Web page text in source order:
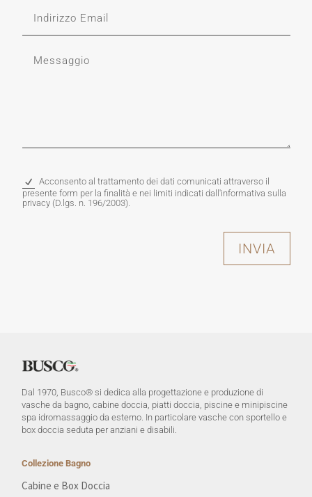
Acconsento al trattamento dei dati comunicati attraverso il
presente form per la finalità e nei limiti indicati dall'informativa sulla
privacy (D.lgs. n. 196/2003).
INVIA
Dal 1970, Busco® si dedica alla progettazione e produzione di
vasche da bagno, cabine doccia, piatti doccia, piscine e minipiscine
spa idromassaggio da esterno. In particolare vasche con sportello e
box doccia seduta per anziani e disabili.
Collezione Bagno
Cabine e Box Doccia